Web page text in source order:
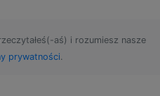
aś) i rozumiesz nasze
prywatności.